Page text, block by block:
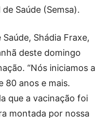
Saúde (Semsa).
Shádia Fraxe,
deste domingo
“Nós iniciamos a
80 anos e mais.
que a vacinação foi
montada por nossa